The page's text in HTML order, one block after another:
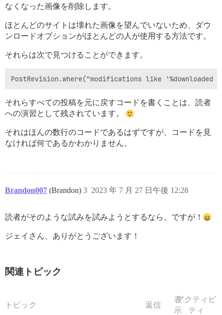
なくなった画像を削除します。
ほとんどのサイトは壊れた画像を望んでいないため、ダウ
ンロードオプションがほとんどの人が使用する方法です。
それらは次で見つけることができます。
それらすべての投稿を元に戻すコードを書くことは、読者
への演習として残されています。
それはほんの数行のコードであるはずですが、コードを見
なければ何であるかわかりません。
Brandon007 (Brandon) 2023 年 7 月 27 日午後 12:28
3
読者がそのような試みを試みようとするなら、ですが！
ジェイさん、ありがとうございます！
関連トピック
トピック 返信
表
示
アクティビ
ティ